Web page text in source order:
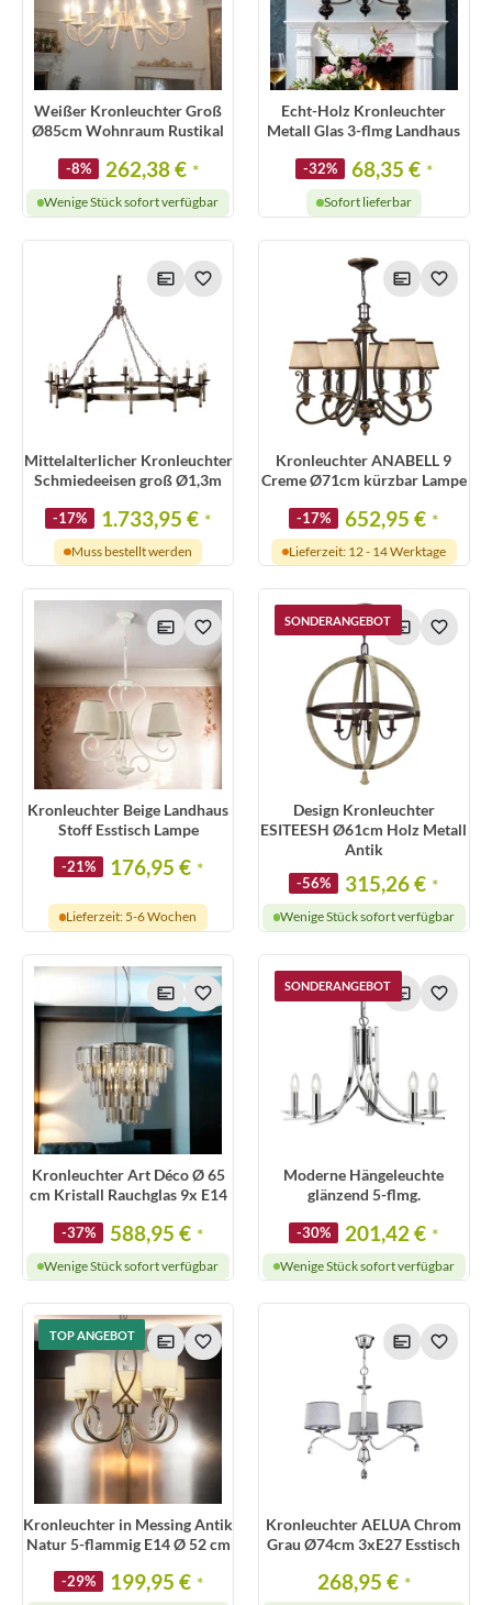
Weißer Kronleuchter Groß
Ø85cm Wohnraum Rustikal
-8% 262,38 € *
Wenige Stück sofort verfügbar
Echt-Holz Kronleuchter
Metall Glas 3-flmg Landhaus
-32% 68,35 € *
Sofort lieferbar
Mittelalterlicher Kronleuchter
Schmiedeeisen groß Ø1,3m
-17% 1.733,95 € *
Muss bestellt werden
Kronleuchter ANABELL 9
Creme Ø71cm kürzbar Lampe
-17% 652,95 € *
Lieferzeit: 12 - 14 Werktage
Kronleuchter Beige Landhaus
Stoff Esstisch Lampe
-21% 176,95 € *
Lieferzeit: 5-6 Wochen
SONDERANGEBOT
Design Kronleuchter
ESITEESH Ø61cm Holz Metall
Antik
-56% 315,26 € *
Wenige Stück sofort verfügbar
Kronleuchter Art Déco Ø 65
cm Kristall Rauchglas 9x E14
-37% 588,95 € *
Wenige Stück sofort verfügbar
SONDERANGEBOT
Moderne Hängeleuchte
glänzend 5-flmg.
-30% 201,42 € *
Wenige Stück sofort verfügbar
TOP ANGEBOT
Kronleuchter in Messing Antik
Natur 5-flammig E14 Ø 52 cm
-29% 199,95 € *
Kronleuchter AELUA Chrom
Grau Ø74cm 3xE27 Esstisch
268,95 € *